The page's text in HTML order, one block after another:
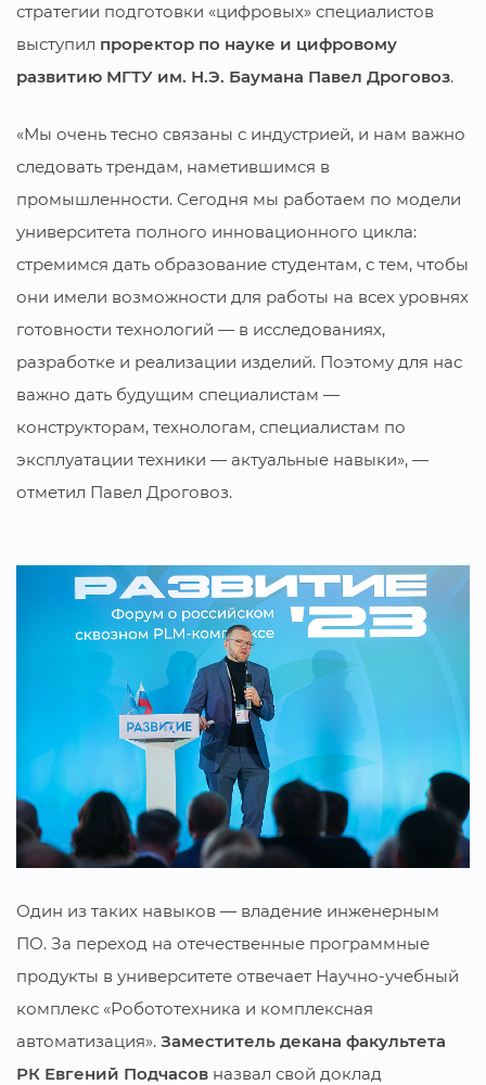
стратегии подготовки «цифровых» специалистов
выступил проректор по науке и цифровому
развитию МГТУ им. Н.Э. Баумана Павел Дроговоз.
«Мы очень тесно связаны с индустрией, и нам важно
следовать трендам, наметившимся в
промышленности. Сегодня мы работаем по модели
университета полного инновационного цикла:
стремимся дать образование студентам, с тем, чтобы
они имели возможности для работы на всех уровнях
готовности технологий — в исследованиях,
разработке и реализации изделий. Поэтому для нас
важно дать будущим специалистам —
конструкторам, технологам, специалистам по
эксплуатации техники — актуальные навыки», —
отметил Павел Дроговоз.
Один из таких навыков — владение инженерным
ПО. За переход на отечественные программные
продукты в университете отвечает Научно-учебный
комплекс «Робототехника и комплексная
автоматизация». Заместитель декана факультета
РК Евгений Подчасов назвал свой доклад